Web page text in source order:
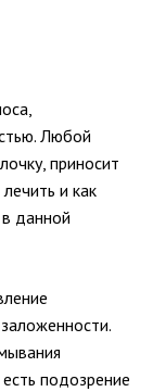
Любой
приносит
и как
данной
подозрение